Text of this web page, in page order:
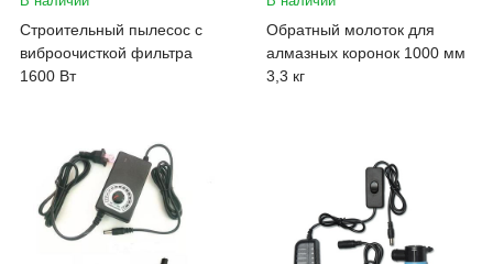
Строительный пылесос с
виброочисткой фильтра
1600 Вт
Обратный молоток для
алмазных коронок 1000 мм
3,3 кг